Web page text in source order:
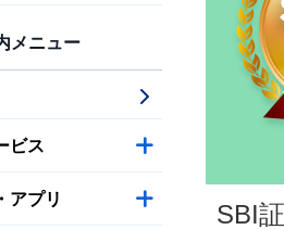
メニュー
ビス
アプリ
SBI